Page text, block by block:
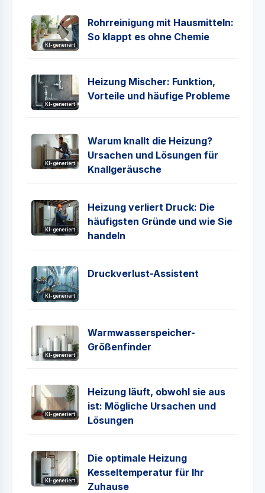
KI-generiert
Rohrreinigung mit Hausmitteln:
So klappt es ohne Chemie
KI-generiert
Heizung Mischer: Funktion,
Vorteile und häufige Probleme
KI-generiert
Warum knallt die Heizung?
Ursachen und Lösungen für
Knallgeräusche
KI-generiert
Heizung verliert Druck: Die
häufigsten Gründe und wie Sie
handeln
KI-generiert
Druckverlust-Assistent
KI-generiert
Warmwasserspeicher-
Größenfinder
KI-generiert
Heizung läuft, obwohl sie aus
ist: Mögliche Ursachen und
Lösungen
KI-generiert
Die optimale Heizung
Kesseltemperatur für Ihr
Zuhause